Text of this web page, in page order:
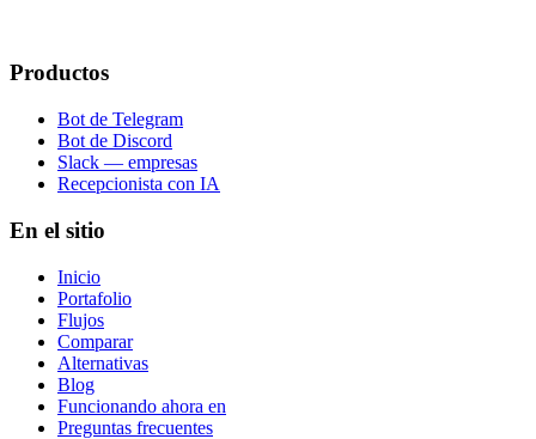
Productos
Bot de Telegram
Bot de Discord
Slack — empresas
Recepcionista con IA
En el sitio
Inicio
Portafolio
Flujos
Comparar
Alternativas
Blog
Funcionando ahora en
Preguntas frecuentes